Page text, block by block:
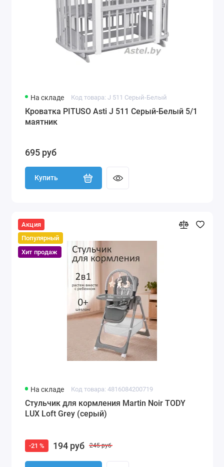
На складе Код товара: J 511 Серый-Белый
Кроватка PITUSO Asti J 511 Серый-Белый 5/1
маятник
695 руб
Купить
Акция
Популярный
Хит продаж
На складе Код товара: 4816084200719
Стульчик для кормления Martin Noir TODY
LUX Loft Grey (серый)
-21 % 194 руб 245 руб